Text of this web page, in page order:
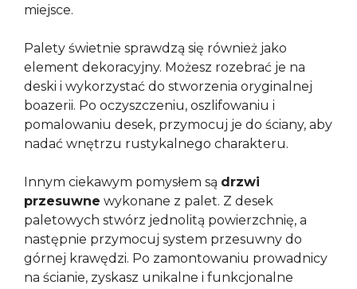
miejsce.
Palety świetnie sprawdzą się również jako
element dekoracyjny. Możesz rozebrać je na
deski i wykorzystać do stworzenia oryginalnej
boazerii. Po oczyszczeniu, oszlifowaniu i
pomalowaniu desek, przymocuj je do ściany, aby
nadać wnętrzu rustykalnego charakteru.
Innym ciekawym pomysłem są drzwi
przesuwne wykonane z palet. Z desek
paletowych stwórz jednolitą powierzchnię, a
następnie przymocuj system przesuwny do
górnej krawędzi. Po zamontowaniu prowadnicy
na ścianie, zyskasz unikalne i funkcjonalne